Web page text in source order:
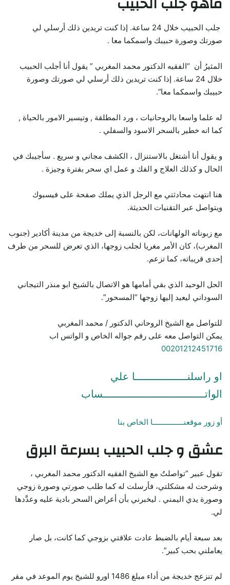
جلب الحبيب خلال 24 ساعة. إذا كنت تريدين ذلك أرسلي لي
صورتك وصورة حبيبك واسمكما معا .
المثيرُ أن “الفقيه الدكتور محمد المغربي ” يقول أنا أجلب الحبيب
خلال 24 ساعة. إذا كنت تريدين ذلك أرسلي لي صورتك وصورة
حبيبك واسمكما معا”.
له علما واسعا بالروحانيات ، ورد المطلقة , وتيسير الامور بالحياة ,
كما انه خطير بالسحر الاسود والسفلي .
و يقول أنا أشتغل بالاستنزال ، الكشف مجاني و سريع . سأجيبك في
الحال و كذلك العلاج و الفك و عمل اي سحر بفترة وجيزة .
هنا انتهت محادثتي مع الرجل الذي يملك صفحة على فيسبوك
ويتواصل عبر التقنيات الحديثة.
مع زبوناته الولهانات، لكن بالنسبة إلى خديجة من مدينة أكادير (جنوب
المغرب)، كان الأمر مغريا لجلب زوجها، الذي تعرض للسحر من طرف
إحدى قريباته، كما تزعم.
الحل الوحيد الذي بقي أمامها هو الاتصال بالشيخ ابو منذر التيجاني
السوداني ليعيد إليها زوجها “المسحور”.
للتواصل مع الشيخ الروحاني الدكتور / محمد المغربي
يمكن التواصل معه على رقم جواله الخاص و الواتس اب
00201212451716
او راسلنـــــــــــــــــا علي
الواتـــــــــــــــــــــــــــــــــساب
أو زور موقعنـــــــــــــــا الخاص بنا
عشق و جلب الحبيب بسرعة البرق
تقول عبير “تواصلتُ مع الشيخ الفقيه الدكتور محمد المغربي ،
وشرحت له مشكلتي، فأرسلت له كما طلب صورتي وصورة زوجي
وصورة يدي اليمني . ليخبرني بأن أعراض السحر بادية عليه وعدَّدها
لي.
بعد سبعة أيام بالضبط عادت علاقتي بزوجي كما كانت، بل صار
يعاملني بحب كبير”.
لم تنزعج خديجة من أداء مبلغ 1486 اورو للشيخ يوم الموعد في مقر